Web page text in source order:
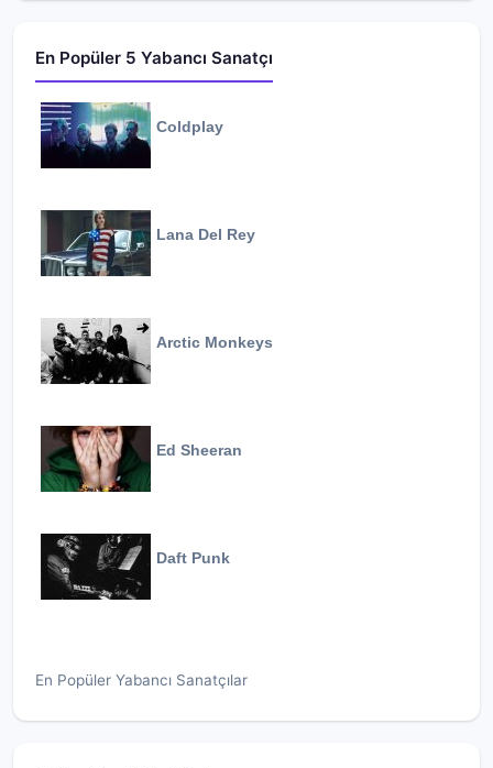
En Popüler 5 Yabancı Sanatçı
Coldplay
Lana Del Rey
Arctic Monkeys
Ed Sheeran
Daft Punk
En Popüler Yabancı Sanatçılar